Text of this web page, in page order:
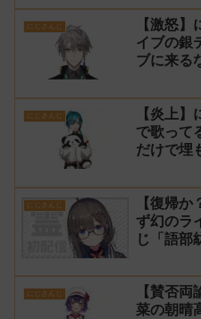
にじさんじ
【激怒
イブの銀
ブに来る
にじさんじ
【炎上
で歌って
だけで埋
にじさんじ
【復帰
ず幻のラ
じ「語部
にじさんじ
【賛否
菜の朝晴